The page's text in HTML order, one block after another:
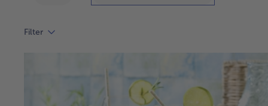
Filter